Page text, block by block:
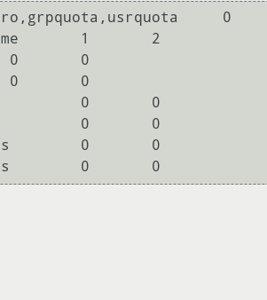
0
1       2
0       0
0       0
0       0
0       0
0       0
0       0